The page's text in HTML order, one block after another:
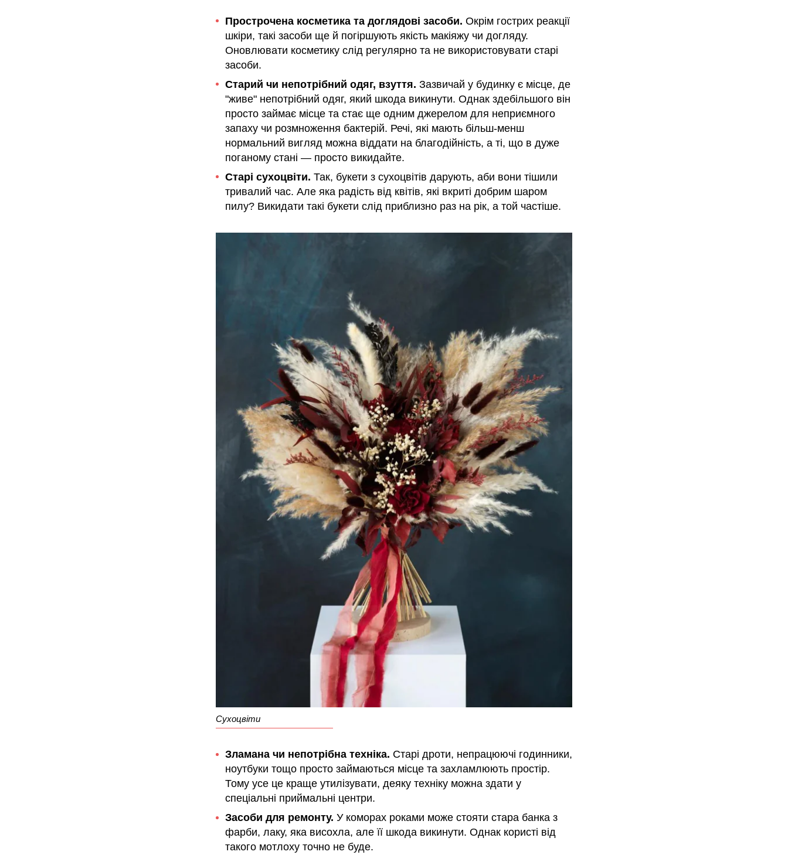
Прострочена косметика та доглядові засоби. Окрім гострих реакції
шкіри, такі засоби ще й погіршують якість макіяжу чи догляду.
Оновлювати косметику слід регулярно та не використовувати старі
засоби.
Старий чи непотрібний одяг, взуття. Зазвичай у будинку є місце, де
"живе" непотрібний одяг, який шкода викинути. Однак здебільшого він
просто займає місце та стає ще одним джерелом для неприємного
запаху чи розмноження бактерій. Речі, які мають більш-менш
нормальний вигляд можна віддати на благодійність, а ті, що в дуже
поганому стані — просто викидайте.
Старі сухоцвіти. Так, букети з сухоцвітів дарують, аби вони тішили
тривалий час. Але яка радість від квітів, які вкриті добрим шаром
пилу? Викидати такі букети слід приблизно раз на рік, а той частіше.
Сухоцвіти
Зламана чи непотрібна техніка. Старі дроти, непрацюючі годинники,
ноутбуки тощо просто займаються місце та захламлюють простір.
Тому усе це краще утилізувати, деяку техніку можна здати у
спеціальні приймальні центри.
Засоби для ремонту. У коморах роками може стояти стара банка з
фарби, лаку, яка висохла, але її шкода викинути. Однак користі від
такого мотлоху точно не буде.